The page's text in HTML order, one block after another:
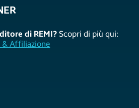
di REMI?Scopri di più qui:
& Affiliazione